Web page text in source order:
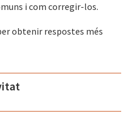
i com corregir-los.
obtenir respostes més